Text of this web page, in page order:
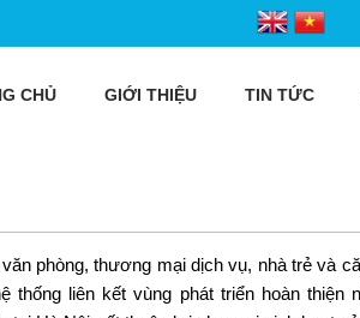
CHỦ GIỚI THIỆU TIN TỨC
phòng, thương mại dịch vụ, nhà trẻ và
liên kết vùng phát triển hoàn thiện